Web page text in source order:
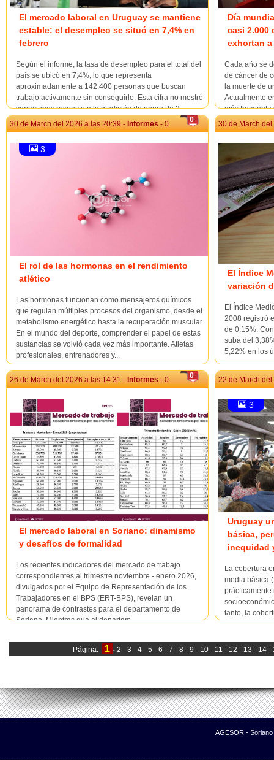
El mercado laboral en Uruguay se mantiene
estable: el desempleo se situó en 7,4% en
febrero
Según el informe, la tasa de desempleo para el total del
país se ubicó en 7,4%, lo que representa
aproximadamente a 142.400 personas que buscan
trabajo activamente sin conseguirlo. Esta cifra no mostró
variaciones respecto a la medición de enero de 2...
Día
casi 2.000
exhortan
Cada año se
de cáncer de
la muerte de
Actualmente
más frecuente
luego del
0
30 de March del 2026 a las 20:39 - Informes - 0
3
El rol de las hormonas en el rendimiento
atlético
Las hormonas funcionan como mensajeros químicos
que regulan múltiples procesos del organismo, desde el
metabolismo energético hasta la recuperación muscular.
En el mundo del deporte, comprender el papel de estas
sustancias se volvió cada vez más importante. Atletas
profesionales, entrenadores y...
30 de March
El Índice
variación
El Índice
2008 registró
de 0,15%.
suba del
5,22% en los
0
26 de March del 2026 a las 14:31 - Informes - 0
El mercado laboral en Soriano: dinamismo
y desafíos de formalidad
Los recientes indicadores del mercado de trabajo
correspondientes al trimestre noviembre - enero 2026,
divulgados por el Equipo de Representación de los
Trabajadores en el BPS (ERT-BPS), revelan un
panorama de contrastes para el departamento de
Soriano. Mientras que el departam...
22 de March
3
Uruguay
básica,
inequidad
La cobertura
media básica
prácticamente
tanto, la
Página: 1 -2 -3 -4 -5 -6 -7 -8 -9 -10 -11 -12 -13 -14 -
AGESOR -